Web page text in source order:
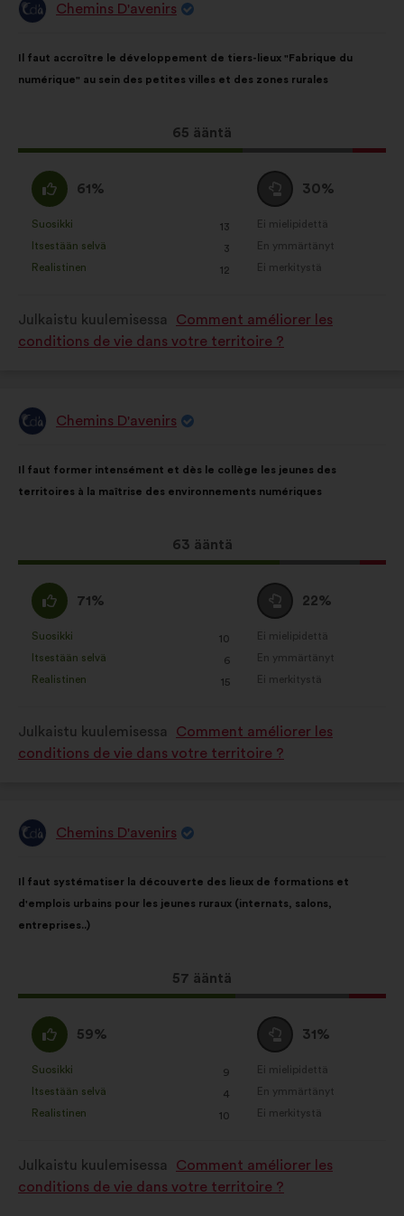
EhdotusChemins D'avenirs
sisältö:
Il faut accroître le développement de tiers-lieux "Fabrique du
numérique" au sein des petites villes et des zones rurales
Tämä
ehdotus
65 ääntä
jakautuminen:
samaa
mieltä
:
61%
seuraavasti:
Suosikki
: 13
kertaa
Itsestään selvä
: 3
kertaa
Realistinen
: 12
kertaa
Äänestä
tyhjää
:
30%
seuraavasti:
Ei mielipidettä
:kertaa
En ymmärtänyt
:kertaa
Ei merkitystä
:kertaa
Julkaistu kuulemisessa
Comment améliorer les
conditions de vie dans votre territoire ?
EhdotusChemins D'avenirs
sisältö:
Il faut former intensément et dès le collège les jeunes des
territoires à la maîtrise des environnements numériques
Tämä
ehdotus
63 ääntä
jakautuminen:
samaa
mieltä
:
71%
seuraavasti:
Suosikki
: 10
kertaa
Itsestään selvä
: 6
kertaa
Realistinen
: 15
kertaa
Äänestä
tyhjää
:
22%
seuraavasti:
Ei mielipidettä
:kertaa
En ymmärtänyt
:kertaa
Ei merkitystä
:kertaa
Julkaistu kuulemisessa
Comment améliorer les
conditions de vie dans votre territoire ?
EhdotusChemins D'avenirs
sisältö:
Il faut systématiser la découverte des lieux de formations et
d'emplois urbains pour les jeunes ruraux (internats, salons,
entreprises..)
Tämä
ehdotus
57 ääntä
jakautuminen:
samaa
mieltä
:
59%
seuraavasti:
Suosikki
: 9
kertaa
Itsestään selvä
: 4
kertaa
Realistinen
: 10
kertaa
Äänestä
tyhjää
:
31%
seuraavasti:
Ei mielipidettä
:kertaa
En ymmärtänyt
:kertaa
Ei merkitystä
:kertaa
Julkaistu kuulemisessa
Comment améliorer les
conditions de vie dans votre territoire ?